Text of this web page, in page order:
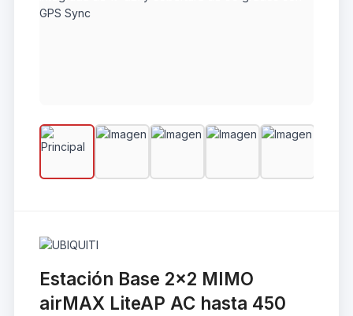
Estación Base 2x2 MIMO
airMAX LiteAP AC hasta 450